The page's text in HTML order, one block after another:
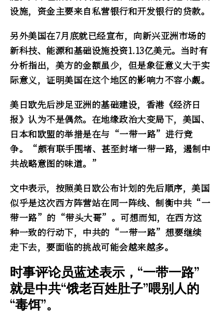
设施，资金主要来自私营银行和开发银行的贷款。
另外美国在7月底就已经宣布，向新兴亚洲市场的
新科技、能源和基础设施投资1.13亿美元。当时有
分析指出，美方的金额虽少，但是象征意义大于实
际意义，证明美国在这个地区的影响力不容小觑。
美日欧先后涉足亚洲的基础建设，香港《经济日
报》认为不是偶然。在地缘政治大变局下，美国、
日本和欧盟的举措是在与“一带一路”进行竞
争。“颇有联手围堵、甚至封堵一带一路，遏制中
共战略意图的味道。”
文中表示，按照美日欧公布计划的先后顺序，美国
似乎是这次西方阵营站在同一阵线、制衡中共“一
带一路”的“带头大哥”。可想而知，在西方这
种一致的行动下，中共的“一带一路”想要继续
走下去，要面临的挑战可能会越来越多。
时事评论员蓝述表示，“一带一路”
就是中共“饿老百姓肚子”喂别人的
“毒饵”。